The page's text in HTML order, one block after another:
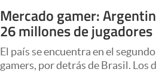
Negocios
Columnistas
Mercado gamer:
26 millones de jugadores
El país se encuentra en el
gamers, por detrás de Brasil. Los